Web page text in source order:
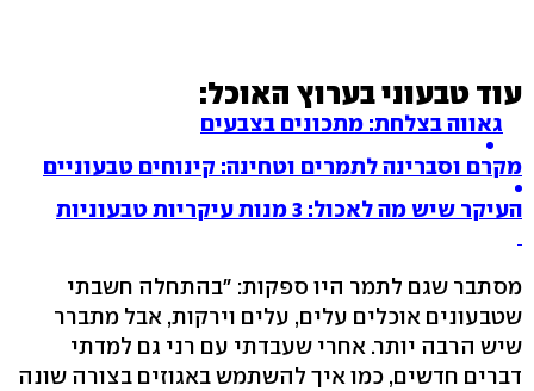
עוד טבעוני בערוץ האוכל:
גאווה בצלחת: מתכונים בצבעים
מקרם וסברינה לתמרים וטחינה: קינוחים טבעוניים
העיקר שיש מה לאכול: 3 מנות עיקריות טבעוניות
מסתבר שגם לתמר היו ספקות: "בהתחלה חשבתי
שטבעונים אוכלים עלים, עלים וירקות, אבל מתברר
שיש הרבה יותר. אחרי שעבדתי עם רני גם למדתי
דברים חדשים, כמו איך להשתמש באגוזים בצורה שונה